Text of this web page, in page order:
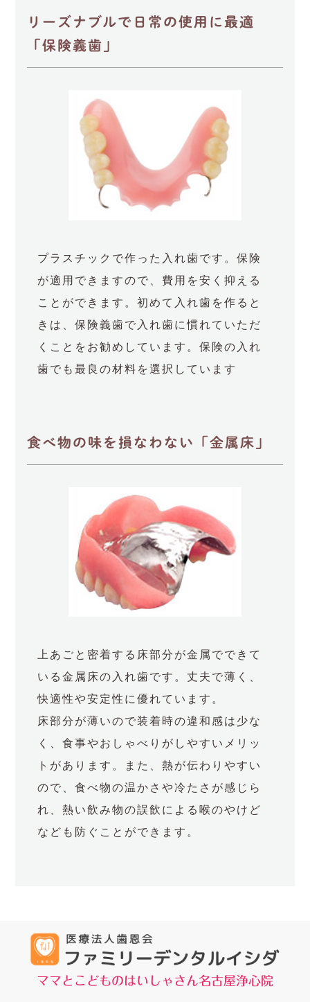
リーズナブルで日常の使用に最適
「保険義歯」
プラスチックで作った入れ歯です。保険
が適用できますので、費用を安く抑える
ことができます。初めて入れ歯を作ると
きは、保険義歯で入れ歯に慣れていただ
くことをお勧めしています。保険の入れ
歯でも最良の材料を選択しています
食べ物の味を損なわない「金属床」
上あごと密着する床部分が金属でできて
いる金属床の入れ歯です。丈夫で薄く、
快適性や安定性に優れています。
床部分が薄いので装着時の違和感は少な
く、食事やおしゃべりがしやすいメリッ
トがあります。また、熱が伝わりやすい
ので、食べ物の温かさや冷たさが感じら
れ、熱い飲み物の誤飲による喉のやけど
なども防ぐことができます。
ママとこどものはいしゃさん名古屋浄心院